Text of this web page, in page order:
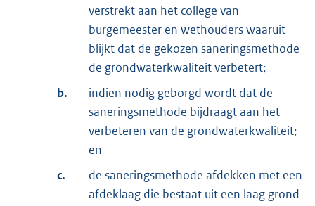
verstrekt aan het college van
burgemeester en wethouders waaruit
blijkt dat de gekozen saneringsmethode
de grondwaterkwaliteit verbetert;
b.
indien nodig geborgd wordt dat de
saneringsmethode bijdraagt aan het
verbeteren van de grondwaterkwaliteit;
en
c.
de saneringsmethode afdekken met een
afdeklaag die bestaat uit een laag grond